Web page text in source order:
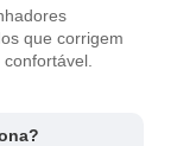
que corrigem